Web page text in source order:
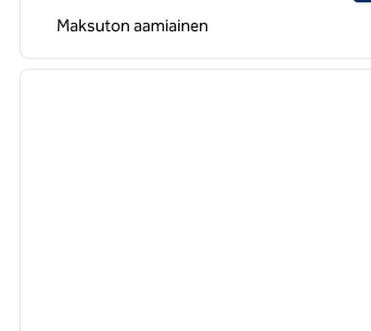
Maksuton aamiainen
1/12